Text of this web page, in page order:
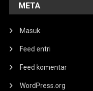
META
Masuk
Feed entri
Feed komentar
WordPress.org